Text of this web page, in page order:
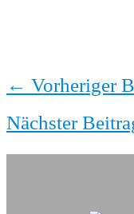
← Vorheriger
Nächster